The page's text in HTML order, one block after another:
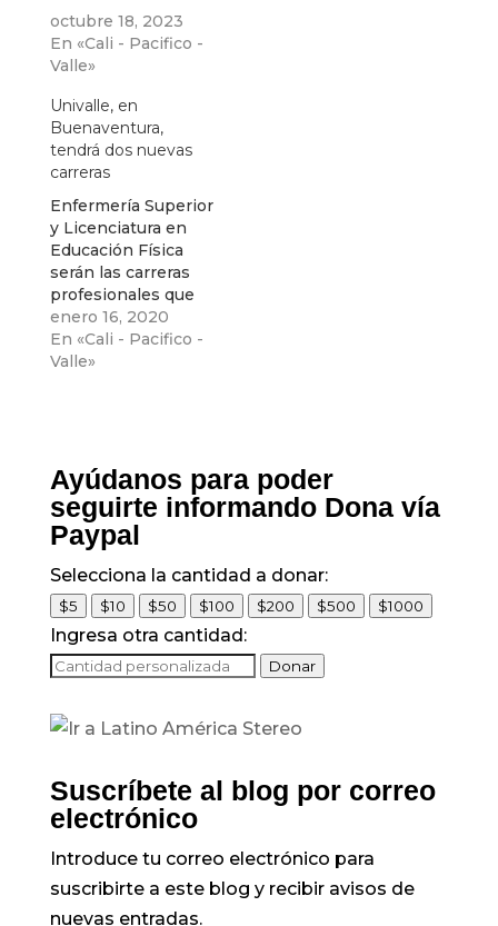
octubre 18, 2023
En «Cali - Pacifico -
Valle»
Univalle, en
Buenaventura,
tendrá dos nuevas
carreras
Enfermería Superior
y Licenciatura en
Educación Física
serán las carreras
profesionales que
podrían cursar los
bonaverenses,
anunció el Alcalde
rector de la
Universidad del
Valle, Edgar Varela
Barrios y algunos de
enero 16, 2020
En «Cali - Pacifico -
Valle»
Ayúdanos para poder
seguirte informando Dona vía
Paypal
Selecciona la cantidad a donar:
$5 $10 $50 $100 $200 $500 $1000
Ingresa otra cantidad:
Donar
Suscríbete al blog por correo
electrónico
Introduce tu correo electrónico para
suscribirte a este blog y recibir avisos de
nuevas entradas.